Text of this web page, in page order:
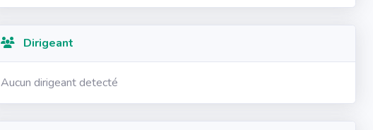
Dirigeant
Aucun dirigeant detecté